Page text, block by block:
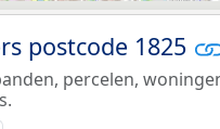
postcode 1825
percelen,